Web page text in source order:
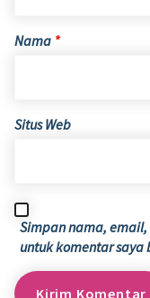
Nama *
Situs Web
Simpan nama,
untuk komentar saya